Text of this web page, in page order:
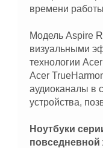
времени
Модель Aspire
визуальными
технологии
Acer
аудиоканалы в
устройства,
Ноутбуки
повседневной